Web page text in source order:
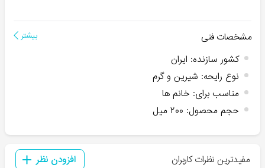
مشخصات فنی بیشتر
کشور سازنده: ایران
نوع رایحه: شیرین و گرم
مناسب برای: خانم ها
حجم محصول: ۲۰۰ میل
مفیدترین نظرات کاربران افزودن نظر